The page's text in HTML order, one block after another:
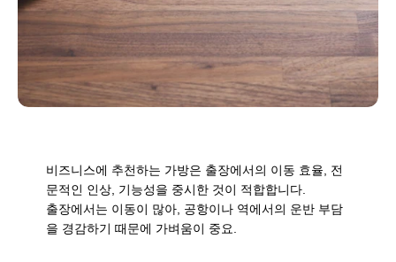
비즈니스에 추천하는 가방은 출장에서의 이동 효율, 전
문적인 인상, 기능성을 중시한 것이 적합합니다.
출장에서는 이동이 많아, 공항이나 역에서의 운반 부담
을 경감하기 때문에 가벼움이 중요.